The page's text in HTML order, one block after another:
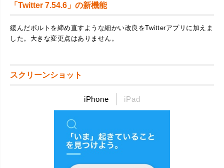
「Twitter 7.54.6」の新機能
緩んだボルトを締め直すような細かい改良をTwitterアプリに加えま
した。大きな変更点はありません。
スクリーンショット
iPhone iPad